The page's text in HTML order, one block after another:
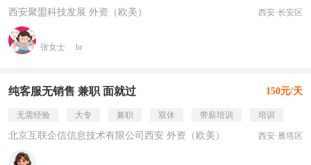
西安聚盟科技发展 外资（欧美） 西安·长安区
张女士 hr
纯客服无销售 兼职 面就过 150元/天
无需经验 大专 兼职 双休 带薪培训 培训
北京互联企信信息技术有限公司西安 外资（欧美） 西安·雁塔区